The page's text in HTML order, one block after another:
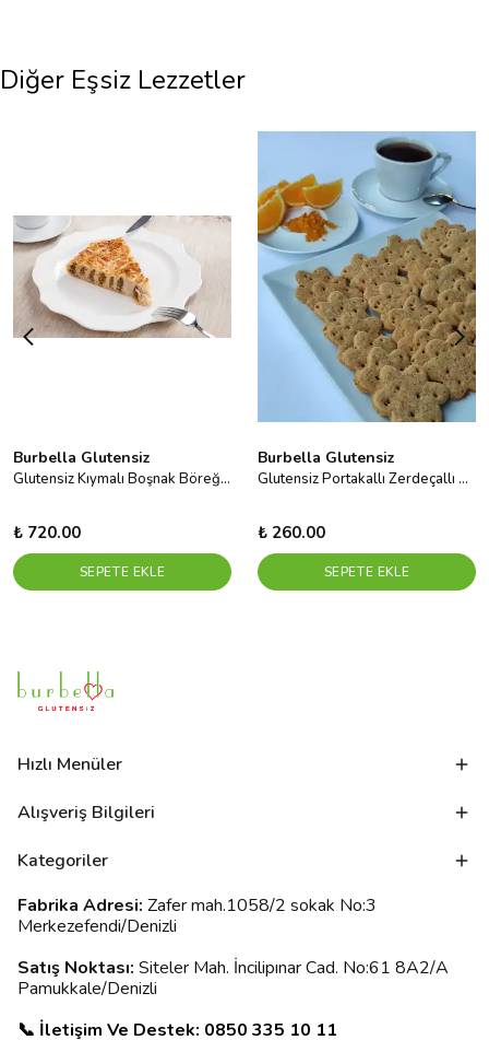
Diğer Eşsiz Lezzetler
Burbella Glutensiz
Glutensiz Kıymalı Boşnak Böreği 400 g
₺ 720.00
SEPETE EKLE
Burbella Glutensiz
Glutensiz Portakallı Zerdeçallı Bisküvi
₺ 260.00
SEPETE EKLE
Hızlı Menüler
Alışveriş Bilgileri
Kategoriler
Fabrika Adresi: Zafer mah.1058/2 sokak No:3
Merkezefendi/Denizli
Satış Noktası: Siteler Mah. İncilipınar Cad. No:61 8A2/A
Pamukkale/Denizli
📞 İletişim Ve Destek: 0850 335 10 11